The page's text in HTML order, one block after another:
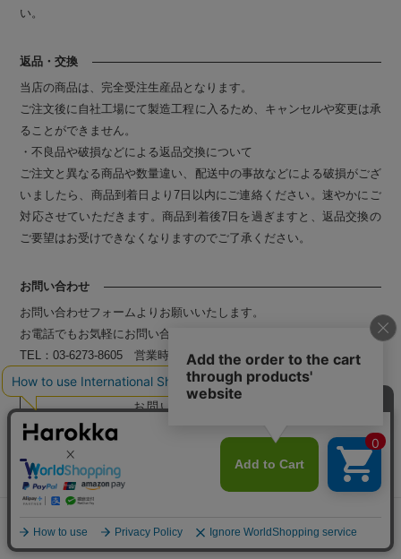
い。
返品・交換
当店の商品は、完全受注生産品となります。
ご注文後に自社工場にて製造工程に入るため、キャンセルや変更は承
ることができません。
・不良品や破損などによる返品交換について
ご注文と異なる商品や数量違い、配送中の事故などによる破損がござ
いましたら、商品到着日より7日以内にご連絡ください。速やかにご
対応させていただきます。商品到着後7日を過ぎますと、返品交換の
ご要望はお受けできなくなりますのでご了承ください。
お問い合わせ
お問い合わせフォームよりお願いいたします。
お電話でもお気軽にお問い合わせください。
TEL：03-6273-8605 営業時間：10:00～18:00（平日）
お問い合わせはこちら